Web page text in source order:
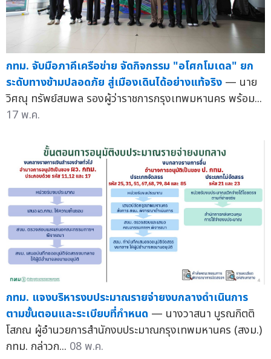
กทม. จับมือภาคีเครือข่าย จัดกิจกรรม "อโศกโมเดล" ยก
ระดับทางข้ามปลอดภัย สู่เมืองเดินได้อย่างแท้จริง — นาย
วิศณุ ทรัพย์สมพล รองผู้ว่าราชการกรุงเทพมหานคร พร้อม...
17 พ.ค.
กทม. แจงบริหารงบประมาณรายจ่ายงบกลางดำเนินการ
ตามขั้นตอนและระเบียบที่กำหนด — นางวาสนา บูรณกิตติ
โสภณ ผู้อำนวยการสำนักงบประมาณกรุงเทพมหานคร (สงม.)
กทม. กล่าวก... 08 พ.ค.